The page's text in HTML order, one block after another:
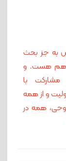
به جز بحث
هم هست. و
مشارکت با
و از همه
همه در